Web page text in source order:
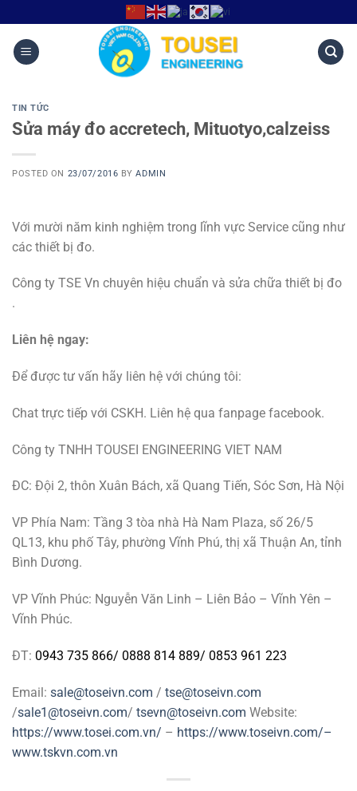
TIN TỨC
Sửa máy đo accretech, Mituotyo,calzeiss
POSTED ON 23/07/2016 BYADMIN
Với mười năm kinh nghiệm trong lĩnh vực Service cũng như
các thiết bị đo.
Công ty TSE Vn chuyên hiệu chuẩn và sửa chữa thiết bị đo
.
Liên hệ ngay:
Để được tư vấn hãy liên hệ với chúng tôi:
Chat trực tiếp với CSKH. Liên hệ qua fanpage facebook.
Công ty TNHH TOUSEI ENGINEERING VIET NAM
ĐC: Đội 2, thôn Xuân Bách, xã Quang Tiến, Sóc Sơn, Hà Nội
VP Phía Nam: Tầng 3 tòa nhà Hà Nam Plaza, số 26/5
QL13, khu phố Tây, phường Vĩnh Phú, thị xã Thuận An, tỉnh
Bình Dương.
VP Vĩnh Phúc: Nguyễn Văn Linh – Liên Bảo – Vĩnh Yên –
Vĩnh Phúc.
ĐT: 0943 735 866/ 0888 814 889/ 0853 961 223
Email: sale@toseivn.com / tse@toseivn.com
/sale1@toseivn.com/ tsevn@toseivn.com Website:
https://www.tosei.com.vn/ – https://www.toseivn.com/–
www.tskvn.com.vn